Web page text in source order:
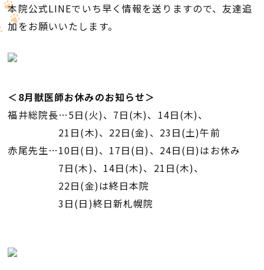
本院公式LINEでいち早く情報を送りますので、友達追
加をお願いいたします。
＜8月獣医師お休みのお知らせ＞
福井総院長…5日(火)、7日(木)、14日(木)、
21日(木)、22日(金)、23日(土)午前
赤尾先生…10日(日)、17日(日)、24日(日)はお休み
7日(木)、14日(木)、21日(木)、
22日(金)は終日本院
3日(日)終日新札幌院